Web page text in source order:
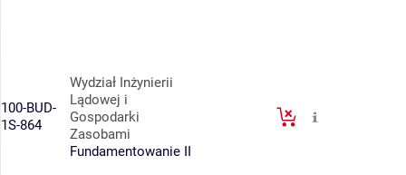
100-BUD-
1S-864
Wydział Inżynierii
Lądowej i
Gospodarki
Zasobami
Fundamentowanie II